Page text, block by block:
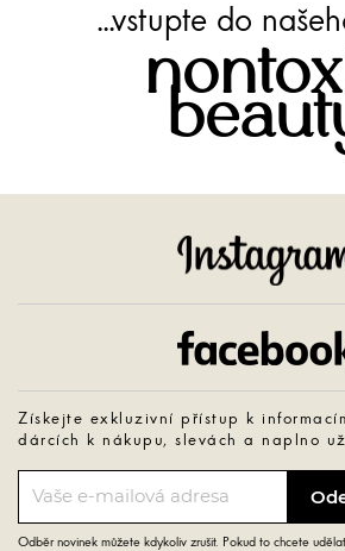
...vstupte do
Získejte exkluzivní přístup k
dárcích k nákupu, slevách a naplno
Odběr novinek můžete kdykoliv zrušit. Pokud to chcete